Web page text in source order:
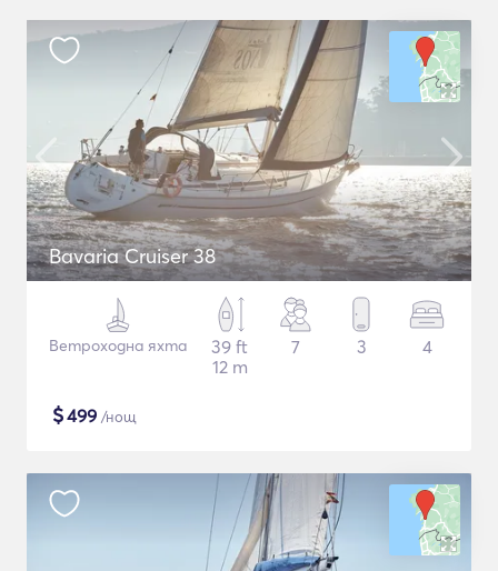
Bavaria Cruiser 38
Ветроходна яхта
39 ft
12 m
7 3 4
$499 /нощ